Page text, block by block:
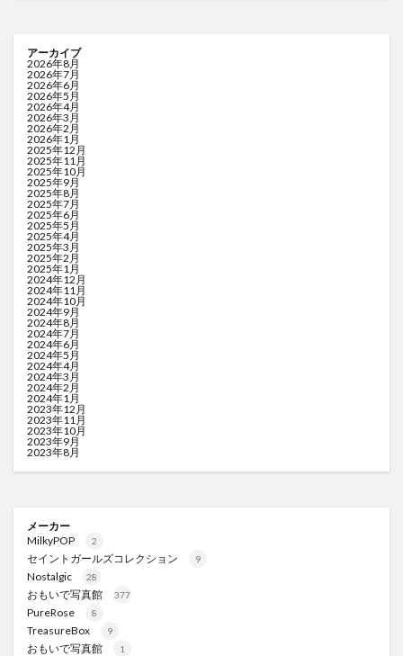
アーカイブ
2026年8月
2026年7月
2026年6月
2026年5月
2026年4月
2026年3月
2026年2月
2026年1月
2025年12月
2025年11月
2025年10月
2025年9月
2025年8月
2025年7月
2025年6月
2025年5月
2025年4月
2025年3月
2025年2月
2025年1月
2024年12月
2024年11月
2024年10月
2024年9月
2024年8月
2024年7月
2024年6月
2024年5月
2024年4月
2024年3月
2024年2月
2024年1月
2023年12月
2023年11月
2023年10月
2023年9月
2023年8月
メーカー
MilkyPOP
2
セイントガールズコレクション 9
Nostalgic 28
おもいで写真館 377
PureRose 8
TreasureBox 9
おもいで写真館 1